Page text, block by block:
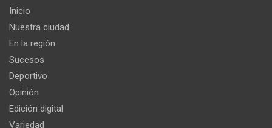
Inicio
Nuestra ciudad
En la región
Sucesos
Deportivo
Opinión
Edición digital
Variedad